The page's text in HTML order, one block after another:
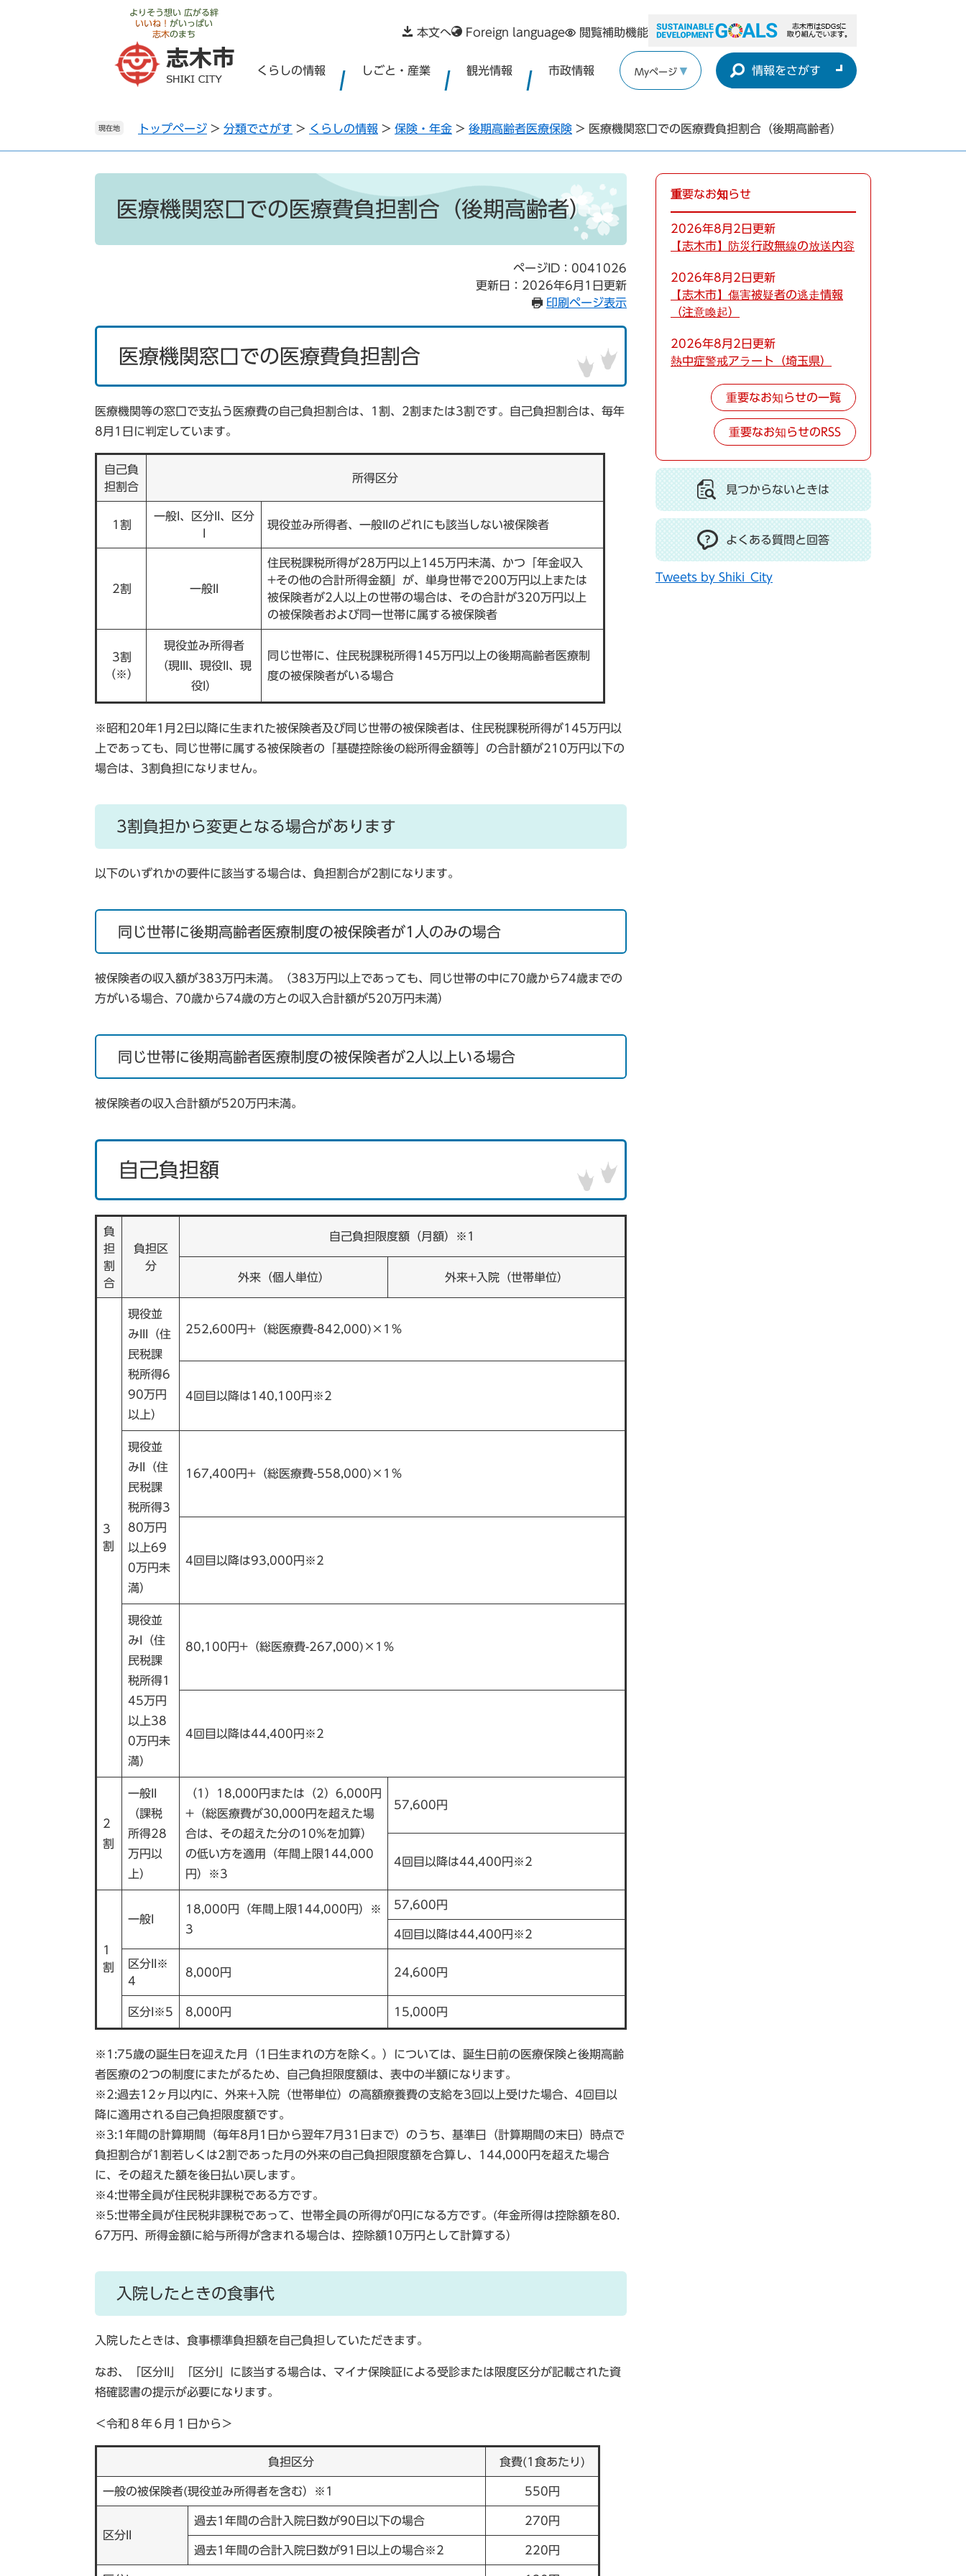
よりそう想い 広がる絆
いいね！ がいっぱい
志木のまち 本文へ Foreign language 閲覧補助機能
くらしの情報 しごと・産業 観光情報 市政情報 Myページ 情報をさがす
現在地 トップページ > 分類でさがす > くらしの情報 > 保険・年金 > 後期高齢者医療保険 > 医療機関窓口での医療費負担割合（後期高齢者）
医療機関窓口での医療費負担割合（後期高齢者）
ページID：0041026
更新日：2026年6月1日更新
印刷ページ表示
医療機関窓口での医療費負担割合
医療機関等の窓口で支払う医療費の自己負担割合は、1割、2割または3割です。自己負担割合は、毎年
8月1日に判定しています。
自己負
担割合
所得区分
1割
一般I、区分II、区分
現役並み所得者、一般IIのどれにも該当しない被保険者
2割 一般II
住民税課税所得が28万円以上145万円未満、かつ「年金収入
+その他の合計所得金額」が、単身世帯で200万円以上または
被保険者が2人以上の世帯の場合は、その合計が320万円以上
の被保険者および同一世帯に属する被保険者
3割
（※）
現役並み所得者
（現III、現役II、現
役I）
同じ世帯に、住民税課税所得145万円以上の後期高齢者医療制
度の被保険者がいる場合
※昭和20年1月2日以降に生まれた被保険者及び同じ世帯の被保険者は、住民税課税所得が145万円以
上であっても、同じ世帯に属する被保険者の「基礎控除後の総所得金額等」の合計額が210万円以下の
場合は、3割負担になりません。
3割負担から変更となる場合があります
以下のいずれかの要件に該当する場合は、負担割合が2割になります。
同じ世帯に後期高齢者医療制度の被保険者が1人のみの場合
被保険者の収入額が383万円未満。（383万円以上であっても、同じ世帯の中に70歳から74歳までの
方がいる場合、70歳から74歳の方との収入合計額が520万円未満）
同じ世帯に後期高齢者医療制度の被保険者が2人以上いる場合
被保険者の収入合計額が520万円未満。
自己負担額
負
担
割
合
負担区
分
自己負担限度額（月額）※1
外来（個人単位） 外来+入院（世帯単位）
3
割
現役並
みIII（住
民税課
税所得6
90万円
以上）
252,600円+（総医療費-842,000)×1％
4回目以降は140,100円※2
現役並
みII（住
民税課
税所得3
80万円
以上69
0万円未
満）
167,400円+（総医療費-558,000)×1％
4回目以降は93,000円※2
現役並
みI（住
民税課
税所得1
45万円
以上38
0万円未
満）
80,100円+（総医療費-267,000)×1％
4回目以降は44,400円※2
2
割
一般II
（課税
所得28
万円以
上）
（1）18,000円または（2）6,000円
+（総医療費が30,000円を超えた場
合は、その超えた分の10%を加算）
の低い方を適用（年間上限144,000
円）※3
57,600円
4回目以降は44,400円※2
1
割
一般I
18,000円（年間上限144,000円）※
3
57,600円
4回目以降は44,400円※2
区分II※
4
8,000円 24,600円
区分I※5 8,000円 15,000円
※1:75歳の誕生日を迎えた月（1日生まれの方を除く。）については、誕生日前の医療保険と後期高齢
者医療の2つの制度にまたがるため、自己負担限度額は、表中の半額になります。
※2:過去12ヶ月以内に、外来+入院（世帯単位）の高額療養費の支給を3回以上受けた場合、4回目以
降に適用される自己負担限度額です。
※3:1年間の計算期間（毎年8月1日から翌年7月31日まで）のうち、基準日（計算期間の末日）時点で
負担割合が1割若しくは2割であった月の外来の自己負担限度額を合算し、144,000円を超えた場合
に、その超えた額を後日払い戻します。
※4:世帯全員が住民税非課税である方です。
※5:世帯全員が住民税非課税であって、世帯全員の所得が0円になる方です。(年金所得は控除額を80.
67万円、所得金額に給与所得が含まれる場合は、控除額10万円として計算する）
入院したときの食事代
入院したときは、食事標準負担額を自己負担していただきます。
なお、「区分II」「区分I」に該当する場合は、マイナ保険証による受診または限度区分が記載された資
格確認書の提示が必要になります。
＜令和８年６月１日から＞
負担区分 食費(1食あたり)
一般の被保険者(現役並み所得者を含む）※1 550円
区分II
過去1年間の合計入院日数が90日以下の場合 270円
過去1年間の合計入院日数が91日以上の場合※2 220円
重要なお知らせ
2026年8月2日更新
【志木市】防災行政無線の放送内容
2026年8月2日更新
【志木市】傷害被疑者の逃走情報
（注意喚起）
2026年8月2日更新
熱中症警戒アラート（埼玉県）
重要なお知らせの一覧
重要なお知らせのRSS
見つからないときは
よくある質問と回答
Tweets by Shiki_City